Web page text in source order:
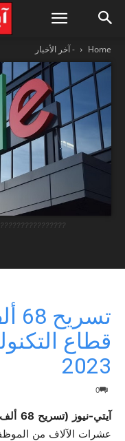
Home - آخر الأخبار
قطاع
2023
0
آيتي-نيوز (تسريح 68 ألف موظف) –
عشرات الآلاف من